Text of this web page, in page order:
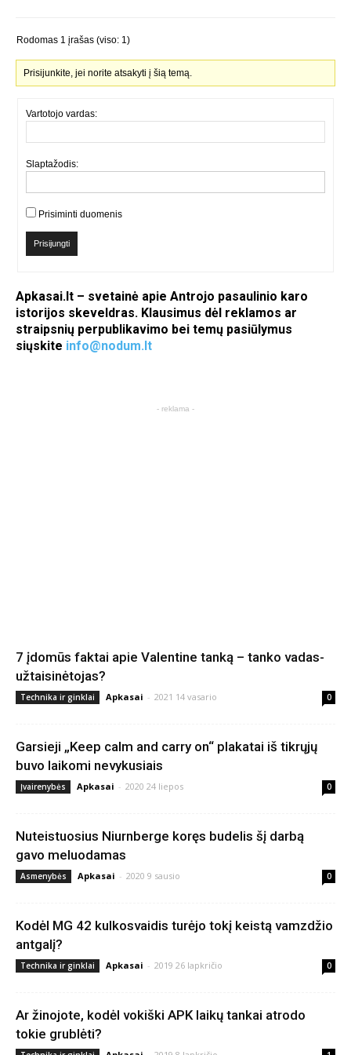
Rodomas 1 įrašas (viso: 1)
Prisijunkite, jei norite atsakyti į šią temą.
Vartotojo vardas:
Slaptažodis:
Prisiminti duomenis
Prisijungti
Apkasai.lt – svetainė apie Antrojo pasaulinio karo
istorijos skeveldras. Klausimus dėl reklamos ar
straipsnių perpublikavimo bei temų pasiūlymus
siųskite info@nodum.lt
- reklama -
7 įdomūs faktai apie Valentine tanką – tanko vadas-
užtaisinėtojas?
Technika ir ginklai Apkasai - 2021 14 vasario 0
Garsieji „Keep calm and carry on“ plakatai iš tikrųjų
buvo laikomi nevykusiais
Įvairenybės Apkasai - 2020 24 liepos 0
Nuteistuosius Niurnberge koręs budelis šį darbą
gavo meluodamas
Asmenybės Apkasai - 2020 9 sausio 0
Kodėl MG 42 kulkosvaidis turėjo tokį keistą vamzdžio
antgalį?
Technika ir ginklai Apkasai - 2019 26 lapkričio 0
Ar žinojote, kodėl vokiški APK laikų tankai atrodo
tokie grublėti?